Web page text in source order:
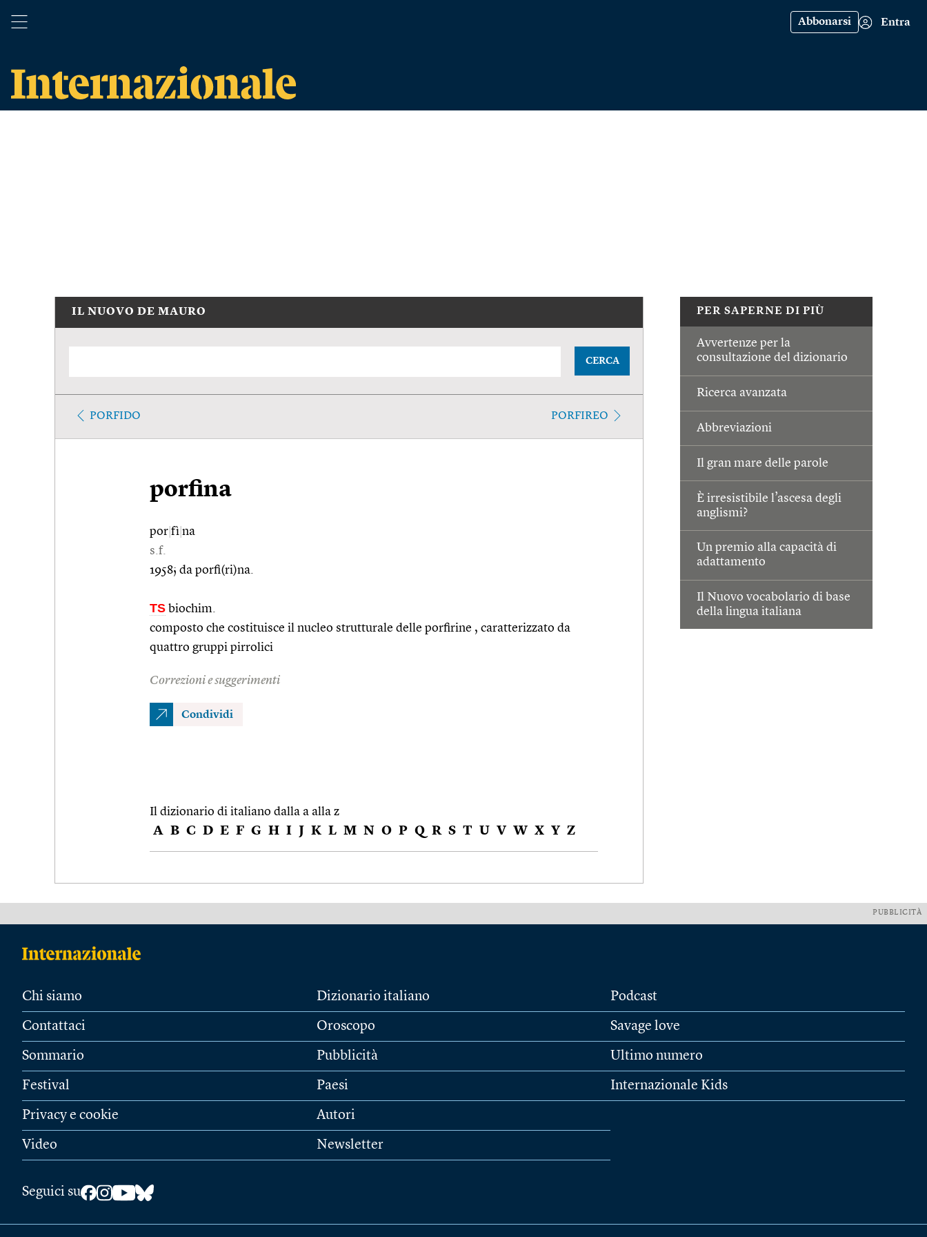
Abbonarsi Entra
PER SAPERNE DI PIÙ
Avvertenze per la
consultazione del dizionario
Ricerca avanzata
Abbreviazioni
Il gran mare delle parole
È irresistibile l’ascesa degli
anglismi?
Un premio alla capacità di
adattamento
Il Nuovo vocabolario di base
della lingua italiana
IL NUOVO DE MAURO
CERCA
PORFIDO PORFIREO
porfina
por fì na
s.f.
1958; da porfi(ri)na.
TS biochim.
composto che costituisce il nucleo strutturale delle porfirine , caratterizzato da
quattro gruppi pirrolici
Correzioni e suggerimenti
Condividi
Il dizionario di italiano dalla a alla z
A B C D E F G H I J K L M N O P Q R S T U V W X Y Z
PUBBLICITÀ
Chi siamo
Contattaci
Sommario
Festival
Privacy e cookie
Video
Dizionario italiano
Oroscopo
Pubblicità
Paesi
Autori
Newsletter
Podcast
Savage love
Ultimo numero
Internazionale Kids
Seguici su